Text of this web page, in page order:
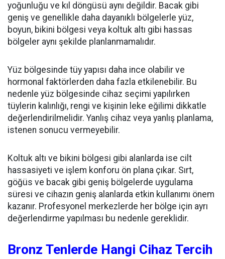
yoğunluğu ve kıl döngüsü aynı değildir. Bacak gibi
geniş ve genellikle daha dayanıklı bölgelerle yüz,
boyun, bikini bölgesi veya koltuk altı gibi hassas
bölgeler aynı şekilde planlanmamalıdır.
Yüz bölgesinde tüy yapısı daha ince olabilir ve
hormonal faktörlerden daha fazla etkilenebilir. Bu
nedenle yüz bölgesinde cihaz seçimi yapılırken
tüylerin kalınlığı, rengi ve kişinin leke eğilimi dikkatle
değerlendirilmelidir. Yanlış cihaz veya yanlış planlama,
istenen sonucu vermeyebilir.
Koltuk altı ve bikini bölgesi gibi alanlarda ise cilt
hassasiyeti ve işlem konforu ön plana çıkar. Sırt,
göğüs ve bacak gibi geniş bölgelerde uygulama
süresi ve cihazın geniş alanlarda etkin kullanımı önem
kazanır. Profesyonel merkezlerde her bölge için ayrı
değerlendirme yapılması bu nedenle gereklidir.
Bronz Tenlerde Hangi Cihaz Tercih